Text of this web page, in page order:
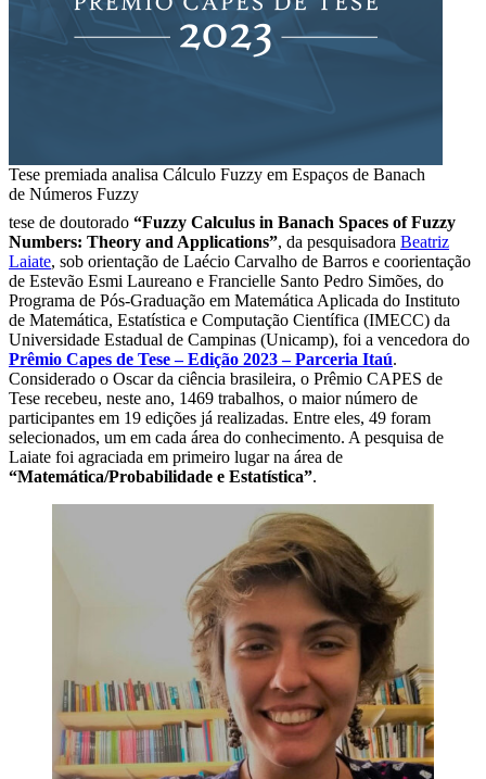
Tese premiada analisa Cálculo Fuzzy em Espaços de Banach
de Números Fuzzy
tese de doutorado “Fuzzy Calculus in Banach Spaces of Fuzzy
Numbers: Theory and Applications”, da pesquisadora Beatriz
Laiate, sob orientação de Laécio Carvalho de Barros e coorientação
de Estevão Esmi Laureano e Francielle Santo Pedro Simões, do
Programa de Pós-Graduação em Matemática Aplicada do Instituto
de Matemática, Estatística e Computação Científica (IMECC) da
Universidade Estadual de Campinas (Unicamp), foi a vencedora do
Prêmio Capes de Tese – Edição 2023 – Parceria Itaú.
Considerado o Oscar da ciência brasileira, o Prêmio CAPES de
Tese recebeu, neste ano, 1469 trabalhos, o maior número de
participantes em 19 edições já realizadas. Entre eles, 49 foram
selecionados, um em cada área do conhecimento. A pesquisa de
Laiate foi agraciada em primeiro lugar na área de
“Matemática/Probabilidade e Estatística”.